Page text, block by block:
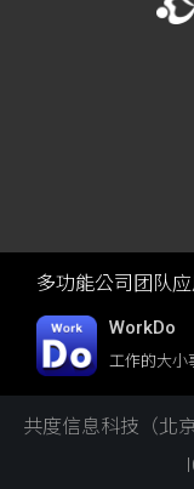
多功能公司团队应
WorkDo
工作的大小
共度信息科技（北